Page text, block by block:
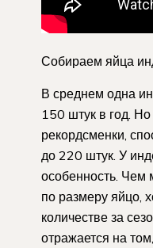
Собираем яйца
В среднем одна
150 штук в год.
рекордсменки,
до 220 штук. У
особенность. Чем
по размеру яйцо,
количестве за
отражается на